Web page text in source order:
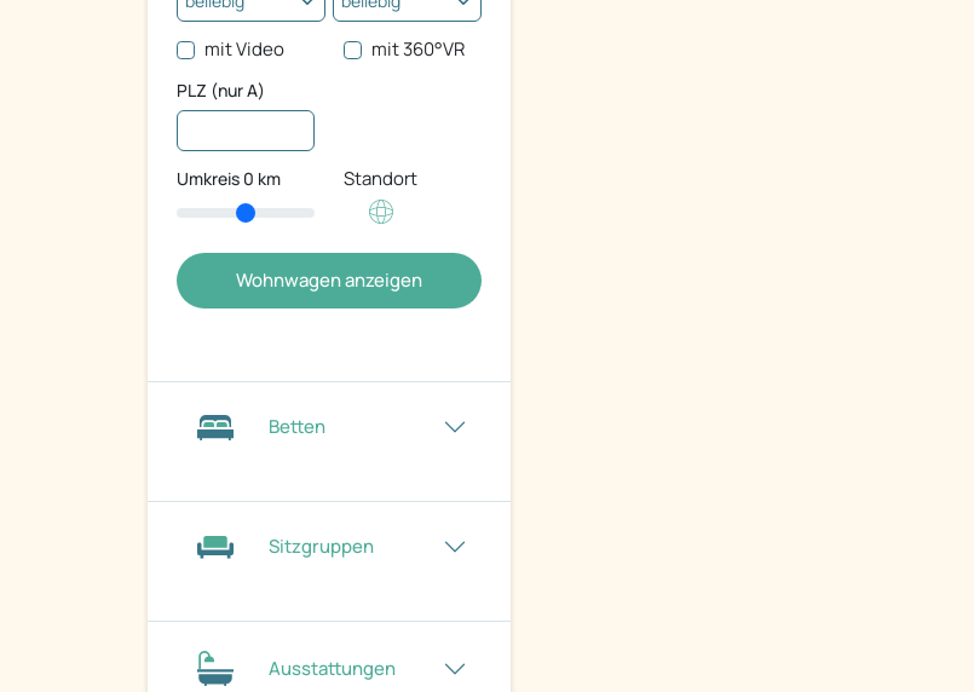
mit Video mit 360°VR
PLZ (nur A)
Umkreis 0 km Standort
Wohnwagen anzeigen
Betten
Sitzgruppen
Ausstattungen